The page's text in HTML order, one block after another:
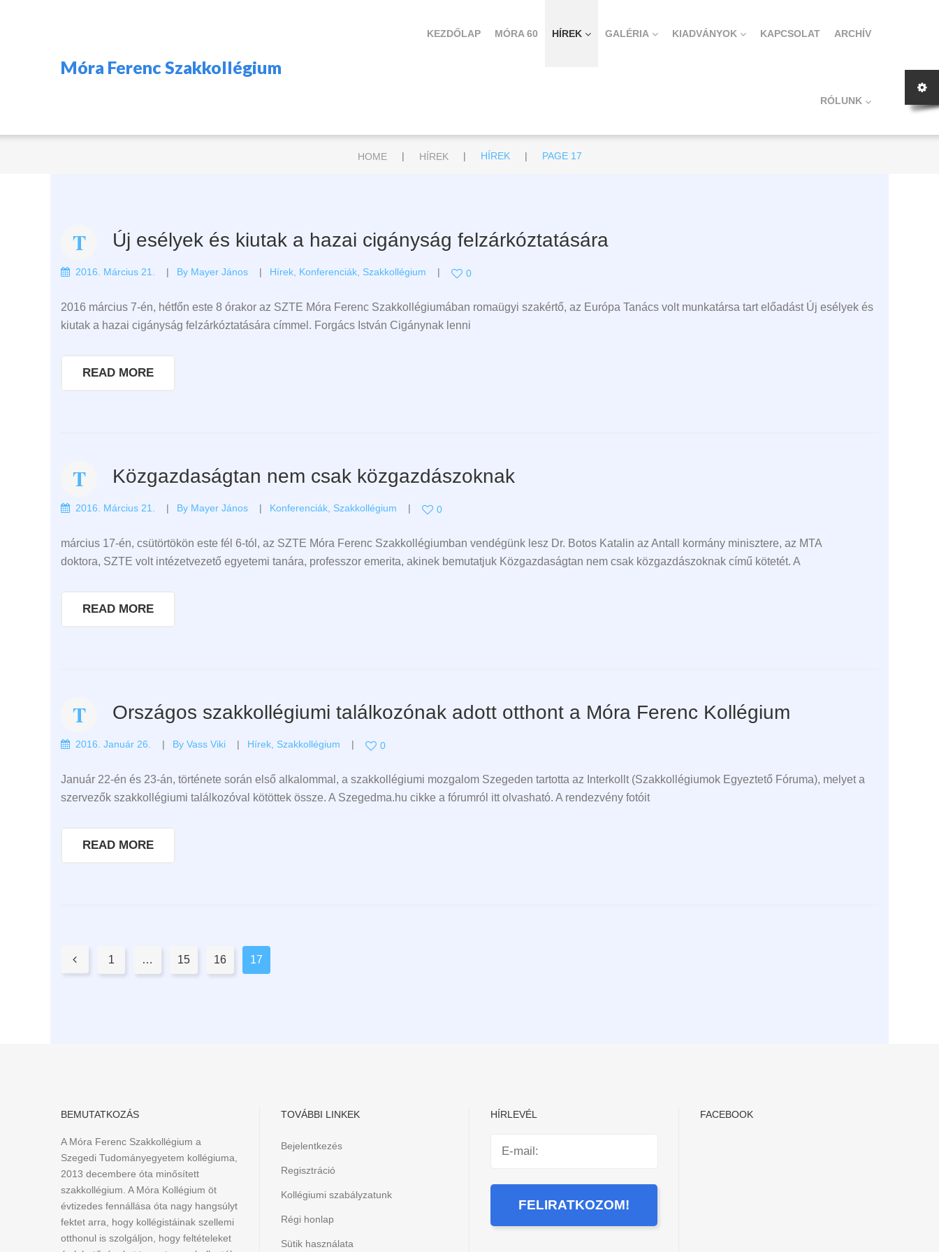
Móra Ferenc Szakkollégium
KEZDŐLAP MÓRA 60 HÍREK GALÉRIA KIADVÁNYOK KAPCSOLAT ARCHÍV
RÓLUNK
HOME | HÍREK | HÍREK | PAGE 17
Új esélyek és kiutak a hazai cigányság felzárkóztatására
2016. Március 21. By Mayer János Hírek Konferenciák Szakkollégium 0
2016 március 7-én, hétfőn este 8 órakor az SZTE Móra Ferenc Szakkollégiumában romaügyi szakértő, az Európa Tanács volt munkatársa tart előadást Új esélyek és
kiutak a hazai cigányság felzárkóztatására címmel. Forgács István Cigánynak lenni
READ MORE
Közgazdaságtan nem csak közgazdászoknak
2016. Március 21. By Mayer János Konferenciák Szakkollégium 0
március 17-én, csütörtökön este fél 6-tól, az SZTE Móra Ferenc Szakkollégiumban vendégünk lesz Dr. Botos Katalin az Antall kormány minisztere, az MTA
doktora, SZTE volt intézetvezető egyetemi tanára, professzor emerita, akinek bemutatjuk Közgazdaságtan nem csak közgazdászoknak című kötetét. A
READ MORE
Országos szakkollégiumi találkozónak adott otthont a Móra Ferenc Kollégium
2016. Január 26. By Vass Viki Hírek Szakkollégium 0
Január 22-én és 23-án, története során első alkalommal, a szakkollégiumi mozgalom Szegeden tartotta az Interkollt (Szakkollégiumok Egyeztető Fóruma), melyet a
szervezők szakkollégiumi találkozóval kötöttek össze. A Szegedma.hu cikke a fórumról itt olvasható. A rendezvény fotóit
READ MORE
Pages:
 1 … 15 16 17
BEMUTATKOZÁS
A Móra Ferenc Szakkollégium a
Szegedi Tudományegyetem kollégiuma,
2013 decembere óta minősített
szakkollégium. A Móra Kollégium öt
évtizedes fennállása óta nagy hangsúlyt
fektet arra, hogy kollégistáinak szellemi
otthonul is szolgáljon, hogy feltételeket
TOVÁBBI LINKEK
Bejelentkezés
Regisztráció
Kollégiumi szabályzatunk
Régi honlap
Sütik használata
HÍRLEVÉL FACEBOOK